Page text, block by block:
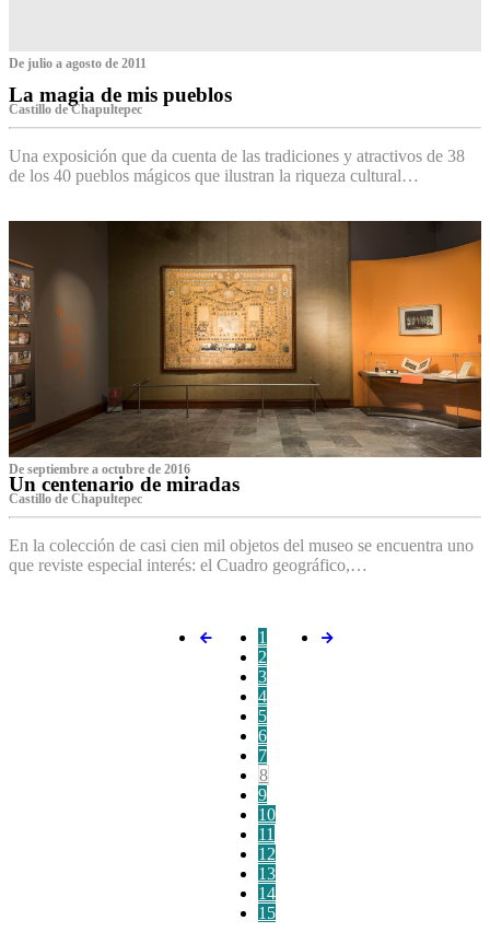
De julio a agosto de 2011
La magia de mis pueblos
Castillo de Chapultepec
Una exposición que da cuenta de las tradiciones y atractivos de 38
de los 40 pueblos mágicos que ilustran la riqueza cultural…
De septiembre a octubre de 2016
Un centenario de miradas
Castillo de Chapultepec
En la colección de casi cien mil objetos del museo se encuentra uno
que reviste especial interés: el Cuadro geográfico,…
1
2
3
4
5
6
7
8
9
10
11
12
13
14
15